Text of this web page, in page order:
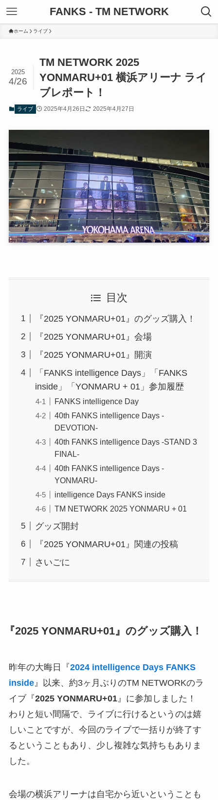
FANKS - TM NETWORK
ホーム ライブ
TM NETWORK 2025
YONMARU+01 横浜アリーナ ライ
ブレポート！
2025
4/26
ライブ 2025年4月26日 2025年4月27日
目次
『2025 YONMARU+01』のグッズ購入！
『2025 YONMARU+01』会場
『2025 YONMARU+01』開演
「FANKS intelligence Days」「FANKS
inside」「YONMARU + 01」参加履歴
FANKS intelligence Day
40th FANKS intelligence Days -
DEVOTION-
40th FANKS intelligence Days -STAND 3
FINAL-
40th FANKS intelligence Days -
YONMARU-
intelligence Days FANKS inside
TM NETWORK 2025 YONMARU + 01
グッズ開封
『2025 YONMARU+01』関連の投稿
さいごに
『2025 YONMARU+01』のグッズ購入！
昨年の大晦日『2024 intelligence Days FANKS
inside』以来、約3ヶ月ぶりのTM NETWORKのラ
イブ『2025 YONMARU+01』に参加しました！
わりと短い間隔で、ライブに行けるというのは嬉
しいことですが、今回のライブで一括りが終了す
るということもあり、少し複雑な気持ちもありま
した。
会場の横浜アリーナは自宅から近いということも